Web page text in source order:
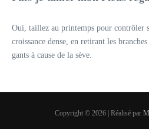
Oui, taillez au printemps pour contrôler
croissance dense, en retirant les
gants à cause de la sève.
Copyright © 2026 | Réalisé par